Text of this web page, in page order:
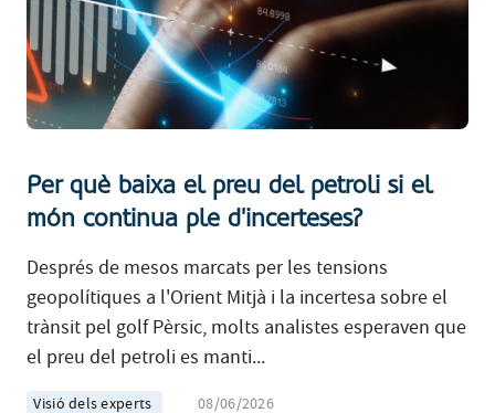
Per què baixa el preu del petroli si el
món continua ple d'incerteses?
Després de mesos marcats per les tensions
geopolítiques a l'Orient Mitjà i la incertesa sobre el
trànsit pel golf Pèrsic, molts analistes esperaven que
el preu del petroli es manti...
Visió dels experts 08/06/2026